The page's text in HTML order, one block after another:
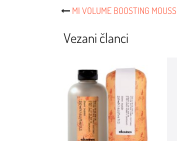
Post
Navigacija
MI VOLUME BOOSTING
Vezani članci